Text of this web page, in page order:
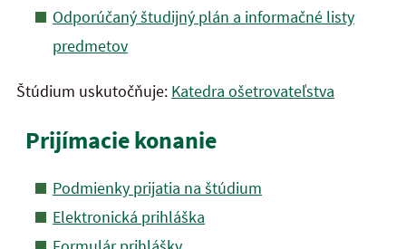
Odporúčaný študijný plán a informačné listy
predmetov
Štúdium uskutočňuje: Katedra ošetrovateľstva
Prijímacie konanie
Podmienky prijatia na štúdium
Elektronická prihláška